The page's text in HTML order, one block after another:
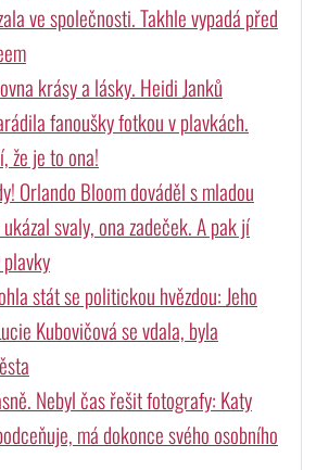
ve společnosti. Takhle vypadá před
krásy a lásky. Heidi Janků
fanoušky fotkou v plavkách.
že je to ona!
Orlando Bloom dováděl s mladou
svaly, ona zadeček. A pak jí
stát se politickou hvězdou: Jeho
Kubovičová se vdala, byla
Nebyl čas řešit fotografy: Katy
má dokonce svého osobního